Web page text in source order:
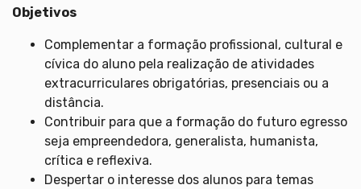
Objetivos
Complementar a formação profissional, cultural e
cívica do aluno pela realização de atividades
extracurriculares obrigatórias, presenciais ou a
distância.
Contribuir para que a formação do futuro egresso
seja empreendedora, generalista, humanista,
crítica e reflexiva.
Despertar o interesse dos alunos para temas